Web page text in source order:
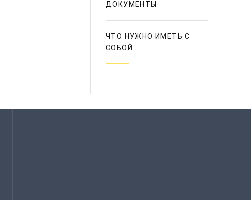
ДОКУМЕНТЫ
ЧТО НУЖНО ИМЕТЬ С
СОБОЙ